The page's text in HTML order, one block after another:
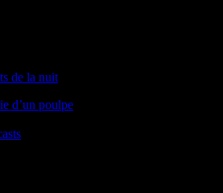
de la nuit
d’un poulpe